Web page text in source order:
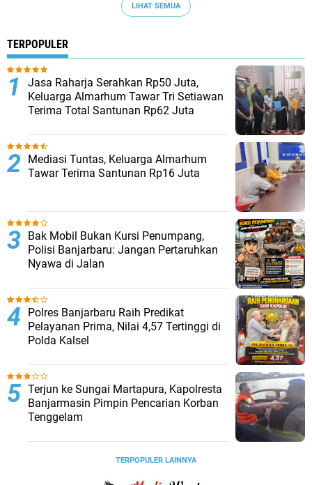
LIHAT SEMUA
TERPOPULER
Jasa Raharja Serahkan Rp50 Juta,
Keluarga Almarhum Tawar Tri Setiawan
Terima Total Santunan Rp62 Juta
Mediasi Tuntas, Keluarga Almarhum
Tawar Terima Santunan Rp16 Juta
Bak Mobil Bukan Kursi Penumpang,
Polisi Banjarbaru: Jangan Pertaruhkan
Nyawa di Jalan
Polres Banjarbaru Raih Predikat
Pelayanan Prima, Nilai 4,57 Tertinggi di
Polda Kalsel
Terjun ke Sungai Martapura, Kapolresta
Banjarmasin Pimpin Pencarian Korban
Tenggelam
TERPOPULER LAINNYA